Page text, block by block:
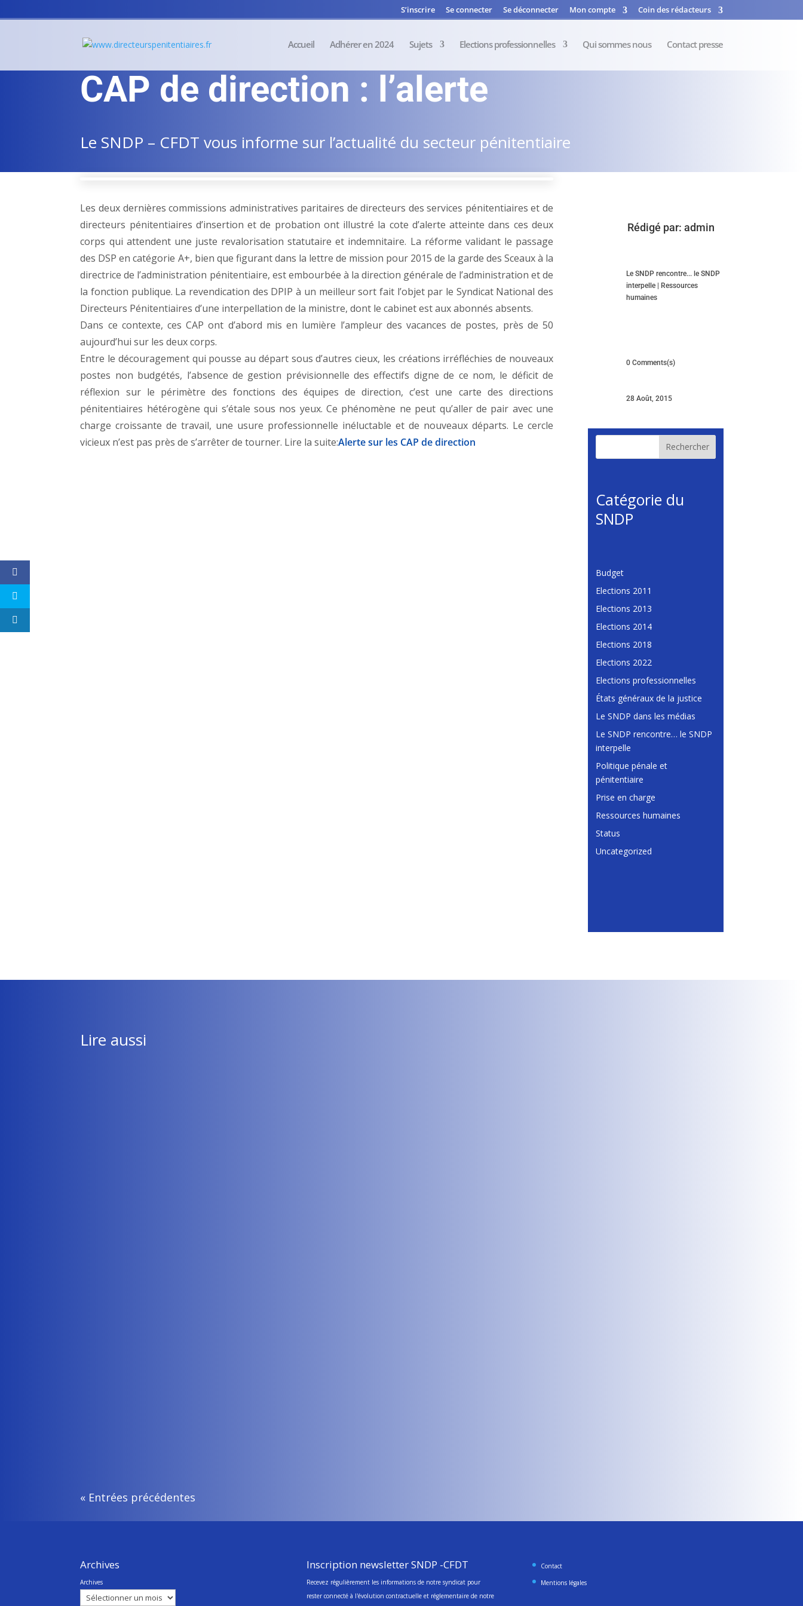
S’inscrire Se connecter Se déconnecter Mon compte Coin des rédacteurs
Accueil Adhérer en 2024 Sujets Elections professionnelles Qui sommes nous Contact presse
CAP de direction : l’alerte
Le SNDP – CFDT vous informe sur l’actualité du secteur pénitentiaire
Les deux dernières commissions administratives paritaires de directeurs des services pénitentiaires et de
directeurs pénitentiaires d’insertion et de probation ont illustré la cote d’alerte atteinte dans ces deux
corps qui attendent une juste revalorisation statutaire et indemnitaire. La réforme validant le passage
des DSP en catégorie A+, bien que figurant dans la lettre de mission pour 2015 de la garde des Sceaux à la
directrice de l’administration pénitentiaire, est embourbée à la direction générale de l’administration et de
la fonction publique. La revendication des DPIP à un meilleur sort fait l’objet par le Syndicat National des
Directeurs Pénitentiaires d’une interpellation de la ministre, dont le cabinet est aux abonnés absents.
Dans ce contexte, ces CAP ont d’abord mis en lumière l’ampleur des vacances de postes, près de 50
aujourd’hui sur les deux corps.
Entre le découragement qui pousse au départ sous d’autres cieux, les créations irréfléchies de nouveaux
postes non budgétés, l’absence de gestion prévisionnelle des effectifs digne de ce nom, le déficit de
réflexion sur le périmètre des fonctions des équipes de direction, c’est une carte des directions
pénitentiaires hétérogène qui s’étale sous nos yeux. Ce phénomène ne peut qu’aller de pair avec une
charge croissante de travail, une usure professionnelle inéluctable et de nouveaux départs. Le cercle
vicieux n’est pas près de s’arrêter de tourner. Lire la suite:Alerte sur les CAP de direction
Rédigé par:admin
Le SNDP rencontre... le SNDP
interpelle
Ressources
humaines
0 Comments(s)
28 Août, 2015
Rechercher
Catégorie du
SNDP
Budget
Elections 2011
Elections 2013
Elections 2014
Elections 2018
Elections 2022
Elections professionnelles
États généraux de la justice
Le SNDP dans les médias
Le SNDP rencontre… le SNDP
interpelle
Politique pénale et
pénitentiaire
Prise en charge
Ressources humaines
Status
Uncategorized
Lire aussi
« Entrées précédentes
Archives
Archives
Inscription newsletter SNDP -CFDT
Recevez régulièrement les informations de notre syndicat pour
rester connecté à l'évolution contractuelle et réglementaire de notre
Contact
Mentions légales